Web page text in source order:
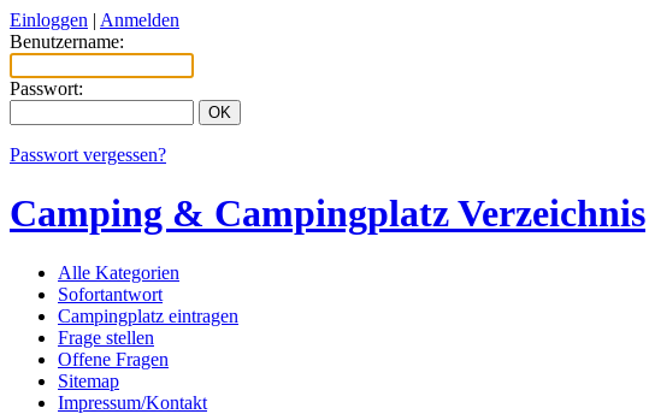
Einloggen | Anmelden
Benutzername:
Passwort:
Passwort vergessen?
Camping & Campingplatz Verzeichnis
Alle Kategorien
Sofortantwort
Campingplatz eintragen
Frage stellen
Offene Fragen
Sitemap
Impressum/Kontakt